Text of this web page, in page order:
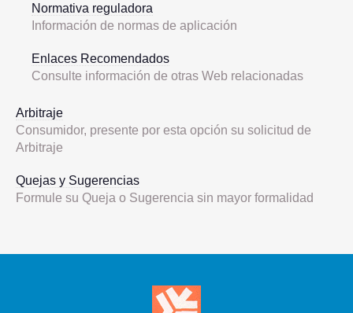
Normativa reguladora
Información de normas de aplicación
Enlaces Recomendados
Consulte información de otras Web relacionadas
Arbitraje
Consumidor, presente por esta opción su solicitud de
Arbitraje
Quejas y Sugerencias
Formule su Queja o Sugerencia sin mayor formalidad